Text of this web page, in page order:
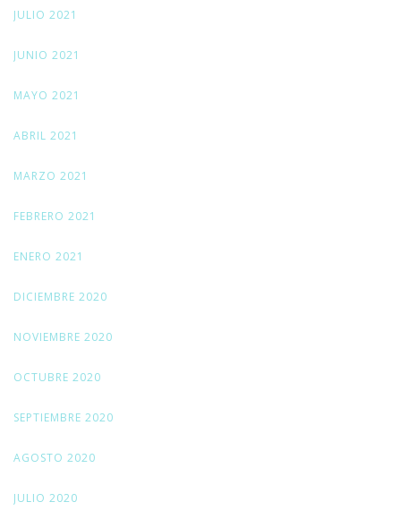
JULIO 2021
JUNIO 2021
MAYO 2021
ABRIL 2021
MARZO 2021
FEBRERO 2021
ENERO 2021
DICIEMBRE 2020
NOVIEMBRE 2020
OCTUBRE 2020
SEPTIEMBRE 2020
AGOSTO 2020
JULIO 2020